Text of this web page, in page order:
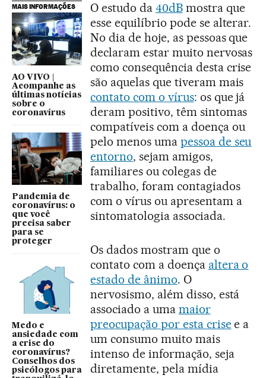
MAIS INFORMAÇÕES
AO VIVO |
Acompanhe as
últimas notícias
sobre o
coronavírus
Pandemia de
coronavírus: o
que você
precisa saber
para se
proteger
Medo e
ansiedade com
a crise do
coronavírus?
Conselhos dos
psicólogos para
O estudo da 40dBmostra que
esse equilíbrio pode se alterar.
No dia de hoje, as pessoas que
declaram estar muito nervosas
como consequência desta crise
são aquelas que tiveram mais
contato com o vírus: os que já
deram positivo, têm sintomas
compatíveis com a doença ou
pelo menos uma pessoa de seu
entorno, sejam amigos,
familiares ou colegas de
trabalho, foram contagiados
com o vírus ou apresentam a
sintomatologia associada.
Os dados mostram que o
contato com a doença altera o
estado de ânimo. O
nervosismo, além disso, está
associado a uma maior
preocupação por esta crisee a
um consumo muito mais
intenso de informação, seja
diretamente, pela mídia